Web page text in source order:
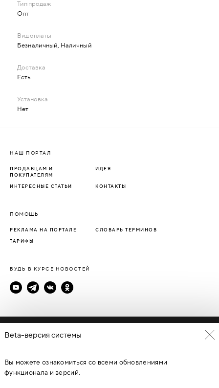
Опт
Безналичный, Наличный
Есть
Нет
НАШ ПОРТАЛ
ПРОДАВЦАМ И
ПОКУПАТЕЛЯМ
ИДЕЯ
ИНТЕРЕСНЫЕ СТАТЬИ КОНТАКТЫ
ПОМОЩЬ
РЕКЛАМА НА ПОРТАЛЕ СЛОВАРЬ ТЕРМИНОВ
ТАРИФЫ
БУДЬ В КУРСЕ НОВОСТЕЙ
Политика конфиденциальности
© Каталог дверей - DverProf, 2021-2026Материалы сайта
являются объектами авторского права. Запрещается
копирование, распространение, любое использование
Beta-версия системы
Вы можете ознакомиться со всеми обновлениями
функционала и версий.